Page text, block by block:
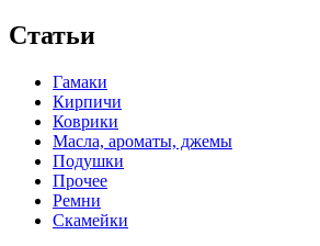
Статьи
Гамаки
Кирпичи
Коврики
Масла, ароматы, джемы
Подушки
Прочее
Ремни
Скамейки